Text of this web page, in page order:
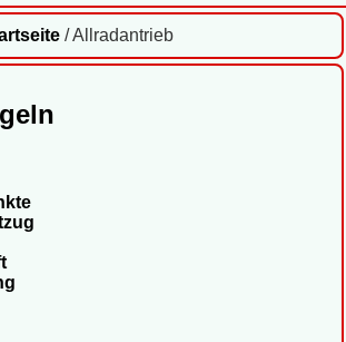
/ Allradantrieb